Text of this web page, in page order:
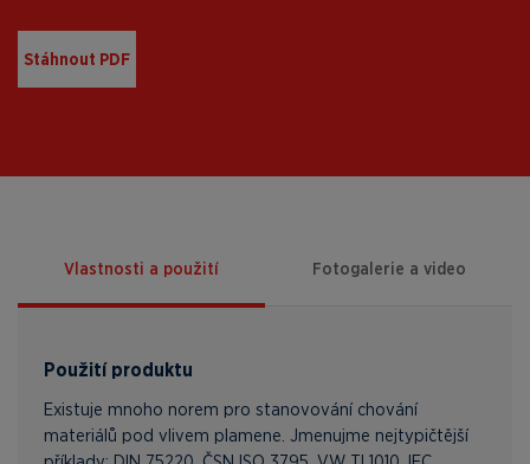
Stáhnout PDF
Vlastnosti a použití Fotogalerie a video
Použití produktu
Existuje mnoho norem pro stanovování chování
materiálů pod vlivem plamene. Jmenujme nejtypičtější